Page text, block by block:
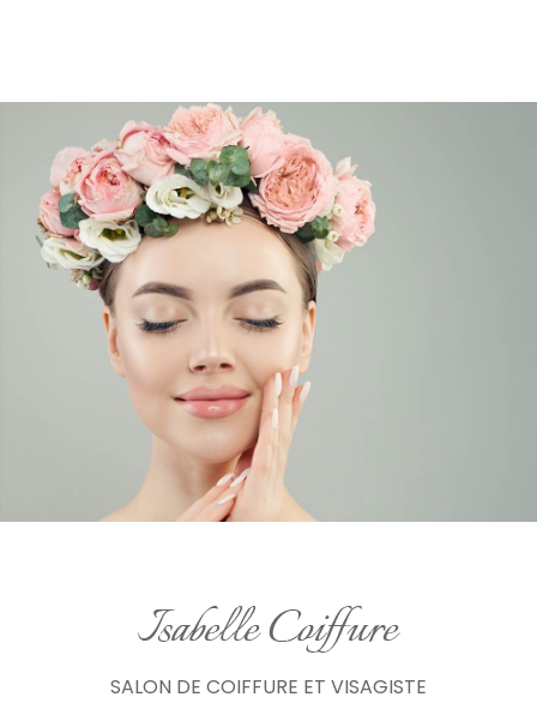
SALON DE COIFFURE ET VISAGISTE